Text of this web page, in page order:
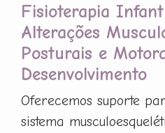
Fisioterapia
Alterações
Posturais e
Desenvolvimento
Oferecemos suporte
sistema